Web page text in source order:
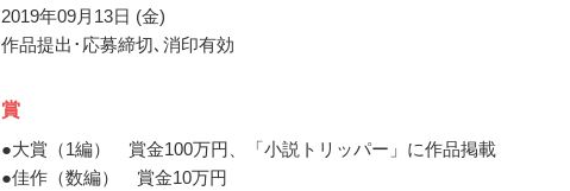
2019年09月13日 (金)
作品提出･応募締切､消印有効
賞
●大賞（1編） 賞金100万円、「小説トリッパー」に作品掲載
●佳作（数編） 賞金10万円